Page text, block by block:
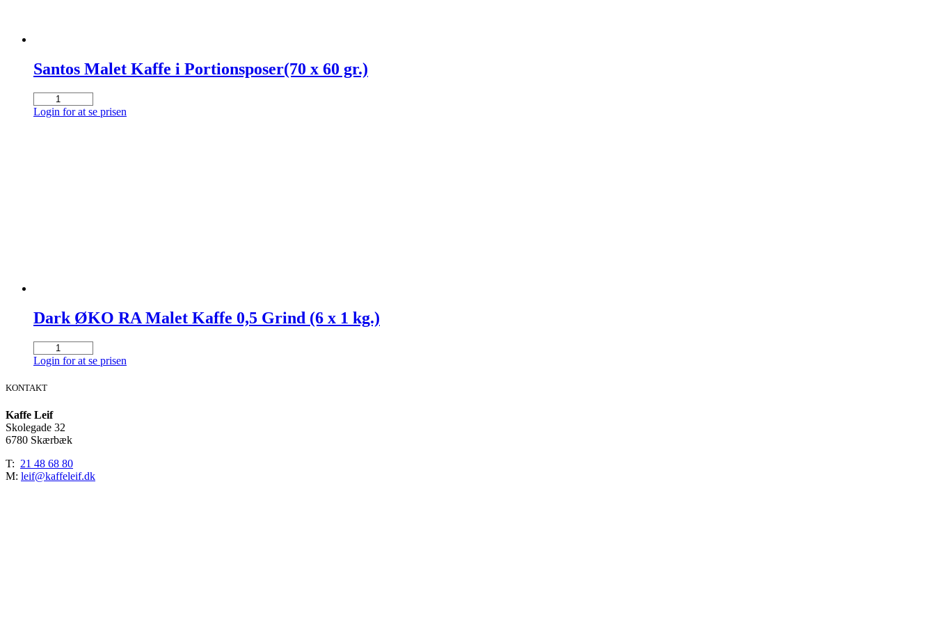
Santos Malet Kaffe i Portionsposer(70 x 60 gr.)
Santos
Malet
Login for at se prisen
Dark ØKO RA Malet Kaffe 0,5 Grind (6 x 1 kg.)
ØKO
Malet
0,5
Grind
(6
x
1
kg.)
antal
Login for at se prisen
KONTAKT
Kaffe Leif
Skolegade 32
6780 Skærbæk
T: 21 48 68 80
M: leif@kaffeleif.dk